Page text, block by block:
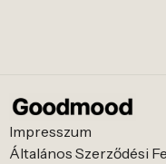
Impresszum
Általános Szerződési